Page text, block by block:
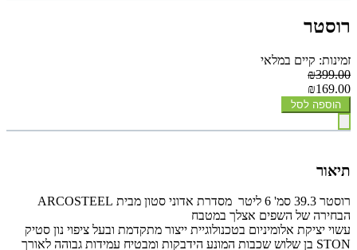
רוסטר
זמינות: קיים במלאי
₪399.00
₪169.00
הוספה לסל
תיאור
רוסטר 39.3 סמ' 6 ליטר מסדרת אדוני סטון מבית ARCOSTEEL
הבחירה של השפים אצלך במטבח
עשוי יציקת אלומיניום בטכנולוגיית ייצור מתקדמת ובעל ציפוי נון סטיק
STON בן שלוש שכבות המונע הידבקות ומבטיח עמידות גבוהה לאורך